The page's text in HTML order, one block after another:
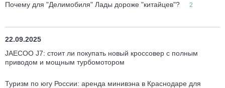
Почему для "Делимобиля" Лады дороже "китайцев"? 2
22.09.2025
JAECOO J7: стоит ли покупать новый кроссовер с полным
приводом и мощным турбомотором
Туризм по югу России: аренда минивэна в Краснодаре для